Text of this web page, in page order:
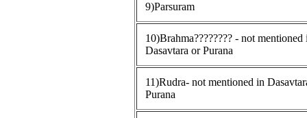
9)Parsuram
10)Brahma???????? - not mentioned
Dasavtara or Purana
11)Rudra- not mentioned in
Purana